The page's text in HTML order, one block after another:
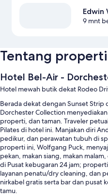
Edwin
9 mnt
Tentang
Hotel Bel-Air -
Hotel mewah butik dekat Rodeo
Berada dekat dengan Sunset Strip
Dorchester Collection
properti, dan taman. Traveler
Pilates di hotel ini. Manjakan diri
pedikur, dan perawatan tubuh di
properti ini, Wolfgang Puck,
pekan, makan siang, makan
di Pusat kebugaran 24 jam;
layanan penatu/dry cleaning, dan
nirkabel gratis serta bar dan pusat
tamu.